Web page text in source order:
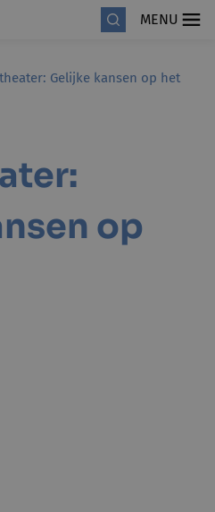
MENU
Gelijke kansen op het
op